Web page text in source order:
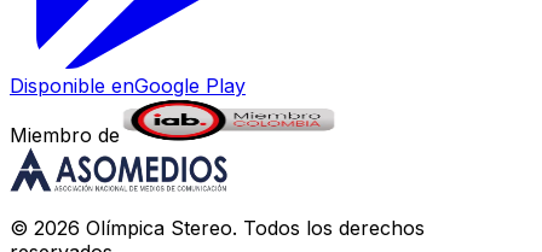
Disponible enGoogle Play
Miembro de
© 2026 Olímpica Stereo. Todos los derechos